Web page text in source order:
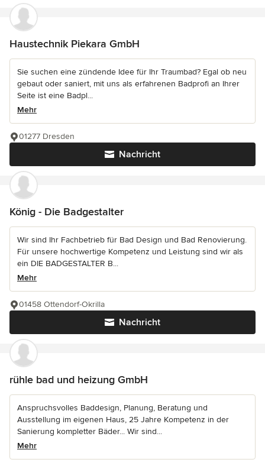
Haustechnik Piekara GmbH
Sie suchen eine zündende Idee für Ihr Traumbad? Egal ob neu
gebaut oder saniert, mit uns als erfahrenen Badprofi an Ihrer
Seite ist eine Badpl...
Mehr
Nachricht
01277 Dresden
König - Die Badgestalter
Wir sind Ihr Fachbetrieb für Bad Design und Bad Renovierung.
Für unsere hochwertige Kompetenz und Leistung sind wir als
ein DIE BADGESTALTER B...
Mehr
Nachricht
01458 Ottendorf-Okrilla
rühle bad und heizung GmbH
Anspruchsvolles Baddesign, Planung, Beratung und
Ausstellung im eigenen Haus, 25 Jahre Kompetenz in der
Sanierung kompletter Bäder... Wir sind...
Mehr